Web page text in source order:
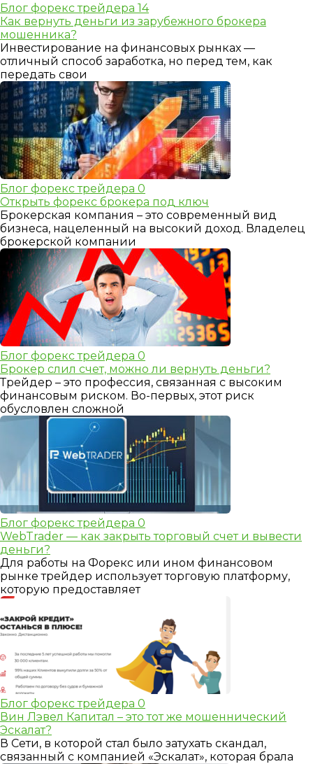
Блог форекс трейдера 14
Как вернуть деньги из зарубежного брокера
мошенника?
Инвестирование на финансовых рынках —
отличный способ заработка, но перед тем, как
передать свои
Блог форекс трейдера 0
Открыть форекс брокера под ключ
Брокерская компания – это современный вид
бизнеса, нацеленный на высокий доход. Владелец
брокерской компании
Блог форекс трейдера 0
Брокер слил счет, можно ли вернуть деньги?
Трейдер – это профессия, связанная с высоким
финансовым риском. Во-первых, этот риск
обусловлен сложной
Блог форекс трейдера 0
WebTrader — как закрыть торговый счет и вывести
деньги?
Для работы на Форекс или ином финансовом
рынке трейдер использует торговую платформу,
которую предоставляет
Блог форекс трейдера 0
Вин Лэвел Капитал – это тот же мошеннический
Эскалат?
В Сети, в которой стал было затухать скандал,
связанный с компанией «Эскалат», которая брала